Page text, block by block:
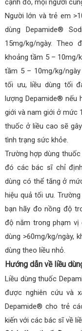
cạnh đó, mọi người
Người lớn và trẻ em
dùng Depamide®
15mg/kg/ngày.
khoảng tầm 5 – 10mg/
tầm 5 – 10mg/kg/
tối ưu, liều dùng tối
lượng Depamide® nếu
giới và nam giới ở mức
thuốc ở liều cao sẽ
tình trạng sức khỏe.
Trường hợp dùng
đó các bác sĩ chỉ
dùng có thể tăng ở
hiệu quả tối ưu.
bạn hãy đo nồng độ
độ năm trong phạm vị
dùng >60mg/kg/ngày,
dùng theo liều nhỏ.
Hướng dẫn về liều
Liều dùng thuốc
được nghiên cứu và
Depamide® cho trẻ
kiến với các bác sĩ về